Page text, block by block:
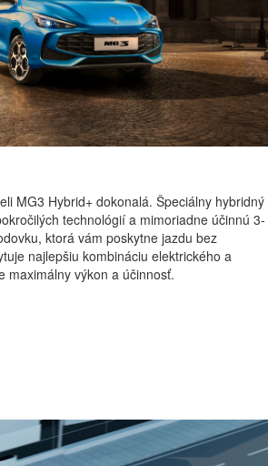
MG3 Hybrid+ dokonalá. Špeciálny hybridný
technológií a mimoriadne účinnú 3-
ktorá vám poskytne jazdu bez
najlepšiu kombináciu elektrického a
maximálny výkon a účinnosť.